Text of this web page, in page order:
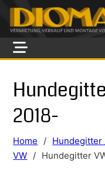
Skip to main content
Skip to footer
2018-
Home /
VW / Hundegitter